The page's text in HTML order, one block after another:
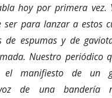
hoy por primera vez.
ser para lanzar a estos
de espumas y de
Nuestro periódico
manifiesto de un
de una bandería